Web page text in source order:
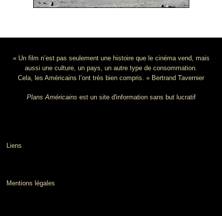
« Un film n’est pas seulement une histoire que le cinéma vend, mais
aussi une culture, un pays, un autre type de consommation.
Cela, les Américains l’ont très bien compris. » Bertrand Tavernier
Plans Américains est un site d'information sans but lucratif
Liens
Mentions légales